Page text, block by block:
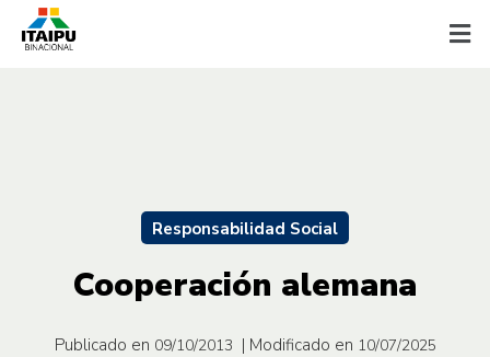
Responsabilidad Social
Cooperación alemana
Publicado en 09/10/2013 | Modificado en 10/07/2025